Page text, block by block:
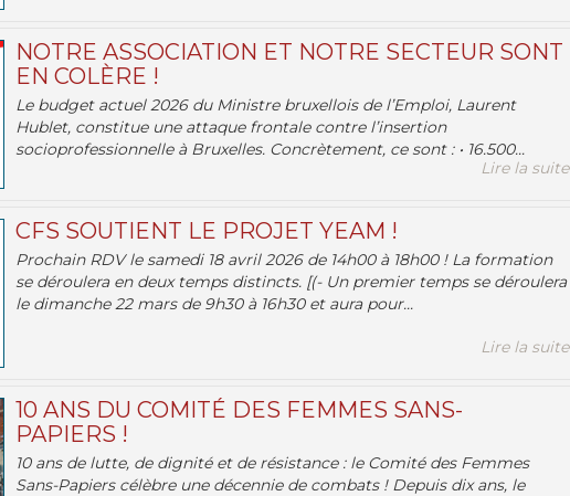
NOTRE ASSOCIATION ET NOTRE SECTEUR SONT
EN COLÈRE !
Le budget actuel 2026 du Ministre bruxellois de l’Emploi, Laurent
Hublet, constitue une attaque frontale contre l’insertion
socioprofessionnelle à Bruxelles. Concrètement, ce sont : • 16.500...
Lire la suite
CFS SOUTIENT LE PROJET YEAM !
Prochain RDV le samedi 18 avril 2026 de 14h00 à 18h00 ! La formation
se déroulera en deux temps distincts. [(- Un premier temps se déroulera
le dimanche 22 mars de 9h30 à 16h30 et aura pour...
Lire la suite
10 ANS DU COMITÉ DES FEMMES SANS-
PAPIERS !
10 ans de lutte, de dignité et de résistance : le Comité des Femmes
Sans-Papiers célèbre une décennie de combats ! Depuis dix ans, le